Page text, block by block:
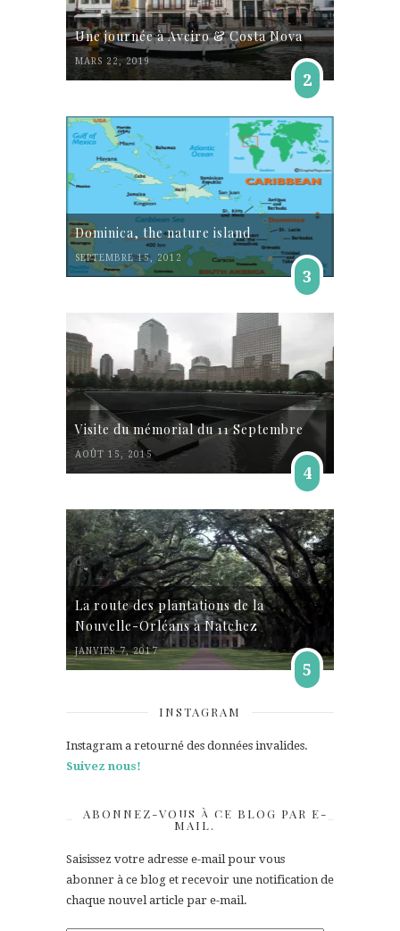
Une journée à Aveiro & Costa Nova
MARS 22, 2019
2
Dominica, the nature island
SEPTEMBRE 15, 2012
3
Visite du mémorial du 11 Septembre
AOÛT 15, 2015
4
La route des plantations de la
Nouvelle-Orléans à Natchez
JANVIER 7, 2017
5
INSTAGRAM
Instagram a retourné des données invalides.
Suivez nous!
ABONNEZ-VOUS À CE BLOG PAR E-
MAIL.
Saisissez votre adresse e-mail pour vous
abonner à ce blog et recevoir une notification de
chaque nouvel article par e-mail.